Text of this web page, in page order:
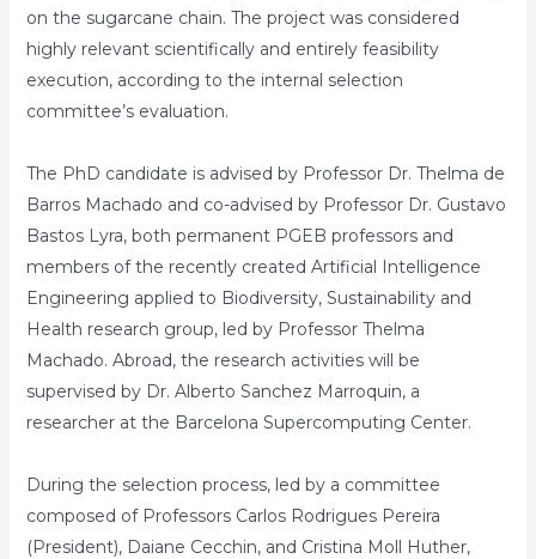
on the sugarcane chain. The project was considered
highly relevant scientifically and entirely feasibility
execution, according to the internal selection
committee’s evaluation.
The PhD candidate is advised by Professor Dr. Thelma de
Barros Machado and co-advised by Professor Dr. Gustavo
Bastos Lyra, both permanent PGEB professors and
members of the recently created Artificial Intelligence
Engineering applied to Biodiversity, Sustainability and
Health research group, led by Professor Thelma
Machado. Abroad, the research activities will be
supervised by Dr. Alberto Sanchez Marroquin, a
researcher at the Barcelona Supercomputing Center.
During the selection process, led by a committee
composed of Professors Carlos Rodrigues Pereira
(President), Daiane Cecchin, and Cristina Moll Huther,